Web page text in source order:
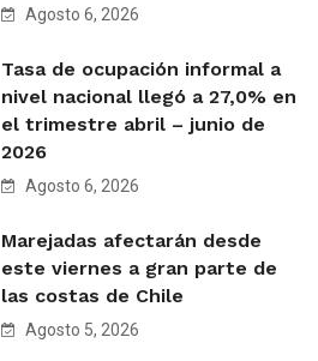
Agosto 6, 2026
Tasa de ocupación informal a
nivel nacional llegó a 27,0% en
el trimestre abril – junio de
2026
Agosto 6, 2026
Marejadas afectarán desde
este viernes a gran parte de
las costas de Chile
Agosto 5, 2026